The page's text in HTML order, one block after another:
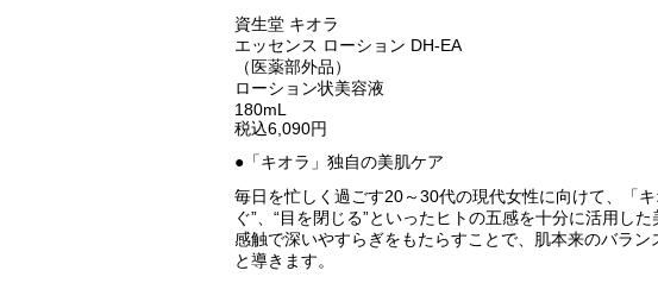
資生堂 キオラ
エッセンス ローション DH-EA
（医薬部外品）
ローション状美容液
180mL
税込6,090円
●「キオラ」独自の美肌ケア
毎日を忙しく過ごす20～30代の現代女性に向けて、「
ぐ”、“目を閉じる”といったヒトの五感を十分に活用し
感触で深いやすらぎをもたらすことで、肌本来のバラ
と導きます。